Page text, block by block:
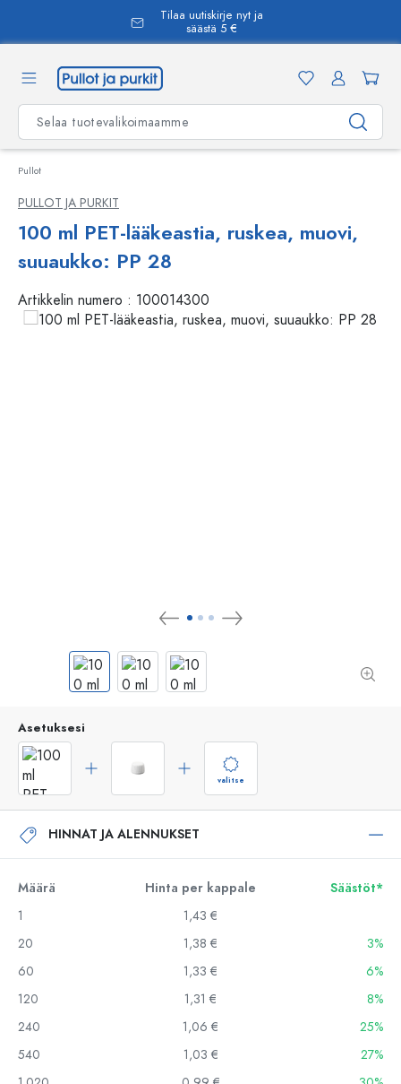
Tilaa uutiskirje nyt ja
säästä 5 €
Pullot
PULLOT JA PURKIT
100 ml PET-lääkeastia, ruskea, muovi,
suuaukko: PP 28
Artikkelin numero : 100014300
Asetuksesi
valitse
HINNAT JA ALENNUKSET
Määrä Hinta per kappale
Säästöt*
1
1,43 €
20
1,38 €
3%
60
1,33 €
6%
120
1,31 €
8%
240
1,06 €
25%
540
1,03 €
27%